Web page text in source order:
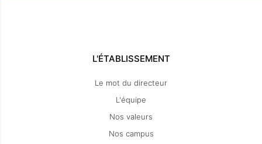
L'ÉTABLISSEMENT
Le mot du directeur
L'équipe
Nos valeurs
Nos campus